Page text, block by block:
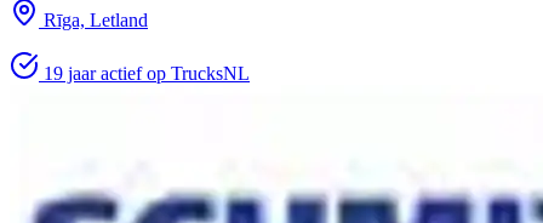
Rīga, Letland
19 jaar actief op TrucksNL